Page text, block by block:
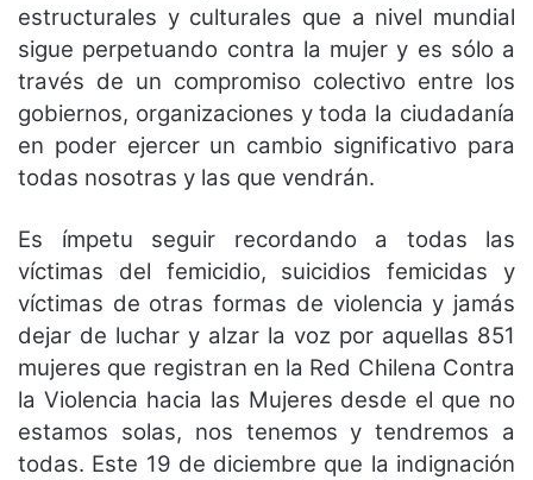
estructurales y culturales que a nivel mundial
sigue perpetuando contra la mujer y es sólo a
través de un compromiso colectivo entre los
gobiernos, organizaciones y toda la ciudadanía
en poder ejercer un cambio significativo para
todas nosotras y las que vendrán.
Es ímpetu seguir recordando a todas las
víctimas del femicidio, suicidios femicidas y
víctimas de otras formas de violencia y jamás
dejar de luchar y alzar la voz por aquellas 851
mujeres que registran en la Red Chilena Contra
la Violencia hacia las Mujeres desde el que no
estamos solas, nos tenemos y tendremos a
todas. Este 19 de diciembre que la indignación